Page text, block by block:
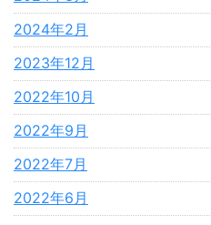
2024年2月
2023年12月
2022年10月
2022年9月
2022年7月
2022年6月